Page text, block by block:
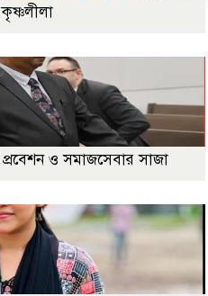
প্রবেশন ও সমাজসেবার সাজা